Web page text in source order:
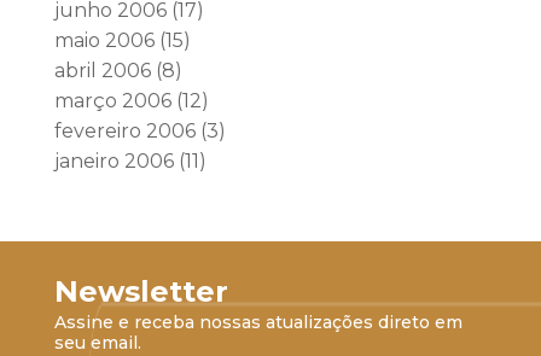
junho 2006(17)
maio 2006(15)
abril 2006(8)
março 2006(12)
fevereiro 2006(3)
janeiro 2006(11)
Newsletter
Assine e receba nossas atualizações direto em
seu email.